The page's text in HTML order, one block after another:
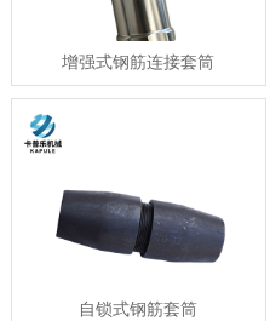
增强式钢筋连接套筒
自锁式钢筋套筒